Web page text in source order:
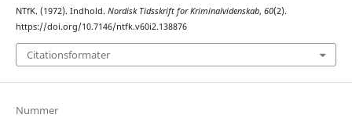
NTfK. (1972). Indhold. Nordisk Tidsskrift for Kriminalvidenskab, 60(2).
https://doi.org/10.7146/ntfk.v60i2.138876
Citationsformater
Nummer